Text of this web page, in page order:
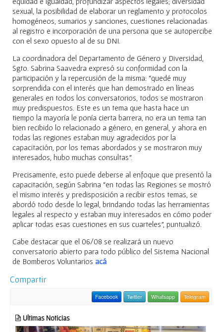
sexual, la posibilidad de elaborar un reglamento y protocolos
homogéneos, sumarios y sanciones, cuestiones relacionadas
al registro e incorporación de una persona que se autopercibe
con el sexo opuesto al de su DNI.
La coordinadora del Departamento de Género y Diversidad,
Sgto. Sabrina Saavedra expresó su conformidad con la
participación y la repercusión de la misma: “quedé muy
sorprendida con el interés que han demostrado en líneas
generales en todos los conversatorios, todos se mostraron
muy predispuestos. Este es un tema que hasta hace un
tiempo la mayoría le ponía cierta barrera, no era un tema tan
bien recibido lo relacionado a género, en general, y ahora en
todas las regiones estaban muy agradecidos por la
capacitación, por los temas abordados y se mostraron muy
interesados, hubo muchas consultas”.
Precisamente, esto puede deberse al enfoque que presentó la
capacitación, según Sabrina “en todas las Regiones se mostró
el mismo interés y predisposición a recibir estos temas, se
abordó todo desde lo legal, brindando todas las herramientas
legales al respecto y estaban muy interesados en cómo poder
aplicar todas esas cuestiones en sus cuarteles”, puntualizó.
Cabe destacar que el 06/08 se realizará un nuevo
conversatorio abierto para todo público del Sistema Nacional
de Bomberos Voluntarios acá
Compartir
Facebook Twitter Whatsapp Telegram
Ultimas Noticias